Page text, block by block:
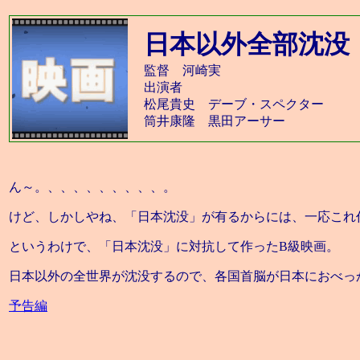
日本以外全部沈没
監督 河崎実
出演者
松尾貴史 デーブ・スペクター
筒井康隆 黒田アーサー
ん～。、、、、、、、、、。
けど、しかしやね、「日本沈没」が有るからには、一応こ
というわけで、「日本沈没」に対抗して作ったB級映画。
日本以外の全世界が沈没するので、各国首脳が日本におべ
予告編